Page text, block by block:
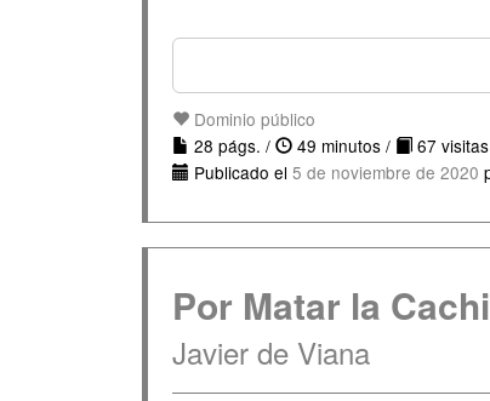
Dominio público
28 págs. /
49 minutos /
67
Publicado el 5 de noviembre de 2020
Por Matar la
Javier de Viana